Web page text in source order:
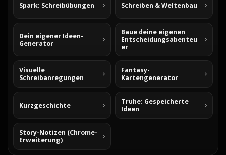
Spark: Schreibübungen Schreiben & Weltenbau
Dein eigener Ideen-
Generator
Baue deine eigenen
Entscheidungsabenteu
er
Visuelle
Schreibanregungen
Fantasy-
Kartengenerator
Kurzgeschichte
Truhe: Gespeicherte
Ideen
Story-Notizen (Chrome-
Erweiterung)